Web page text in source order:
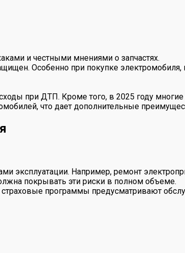
и честными мнениями о запчастях.
Особенно при покупке электромобиля,
при ДТП. Кроме того, в 2025 году
что дает дополнительные
эксплуатации. Например, ремонт
покрывать эти риски в полном объеме.
программы предусматривают